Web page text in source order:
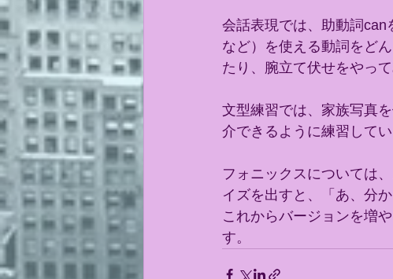
会話表現では、助動詞can
など）を使える動詞をど
たり、腕立て伏せをやっ
文型練習では、家族写真
介できるように練習してい
フォニックスについては
イズを出すと、「あ、分
これからバージョンを増
す。